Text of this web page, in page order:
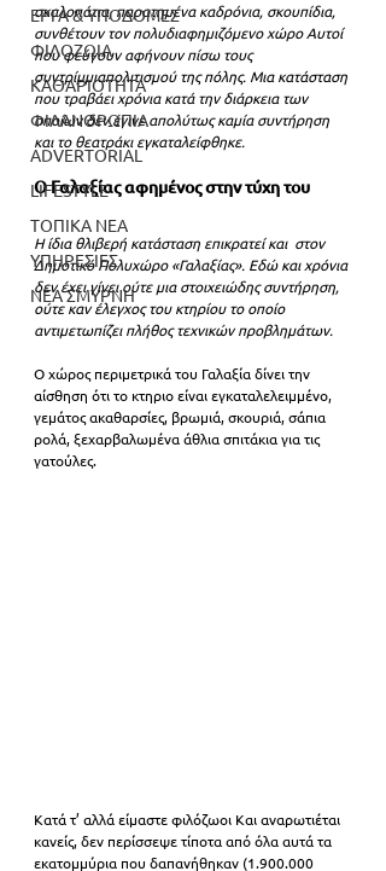
ΕΡΓΑ & ΥΠΟΔΟΜΕΣ
ΦΙΛΟΖΩΙΑ
ΚΑΘΑΡΙΟΤΗΤΑ
ΦΙΛΑΝΘΡΩΠΙΑ
ADVERTORIAL
LIFESTYLE
ΤΟΠΙΚΑ ΝΕΑ
ΥΠΗΡΕΣΙΕΣ
ΝΕΑ ΣΜΥΡΝΗ
σκαλοπάτια, παρατημένα καδρόνια, σκουπίδια,
συνθέτουν τον πολυδιαφημιζόμενο χώρο Αυτοί
που φεύγουν αφήνουν πίσω τους
συντρίμμιαπολιτισμού της πόλης. Μια κατάσταση
που τραβάει χρόνια κατά την διάρκεια των
οποίων δεν έγινε απολύτως καμία συντήρηση
και το θεατράκι εγκαταλείφθηκε.
Ο Γαλαξίας αφημένος στην τύχη του
Η ίδια θλιβερή κατάσταση επικρατεί και  στον
Δημοτικό Πολυχώρο «Γαλαξίας». Εδώ και χρόνια
δεν έχει γίνει ούτε μια στοιχειώδης συντήρηση,
ούτε καν έλεγχος του κτηρίου το οποίο
αντιμετωπίζει πλήθος τεχνικών προβλημάτων.
Ο χώρος περιμετρικά του Γαλαξία δίνει την
αίσθηση ότι το κτηριο είναι εγκαταλελειμμένο,
γεμάτος ακαθαρσίες, βρωμιά, σκουριά, σάπια
ρολά, ξεχαρβαλωμένα άθλια σπιτάκια για τις
γατούλες.
Κατά τ’ αλλά είμαστε φιλόζωοι Και αναρωτιέται
κανείς, δεν περίσσεψε τίποτα από όλα αυτά τα
εκατομμύρια που δαπανήθηκαν (1.900.000